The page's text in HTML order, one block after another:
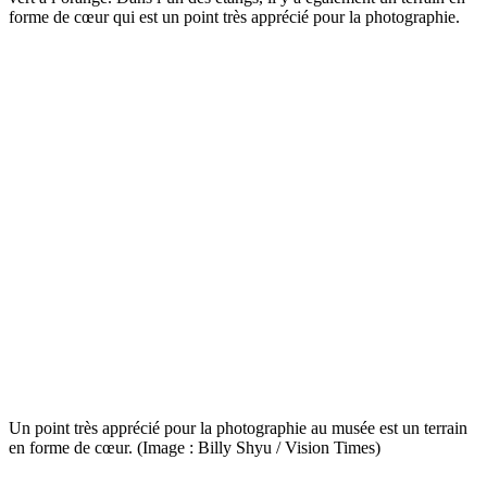
forme de cœur qui est un point très apprécié pour la photographie.
Un point très apprécié pour la photographie au musée est un terrain
en forme de cœur. (Image : Billy Shyu / Vision Times)